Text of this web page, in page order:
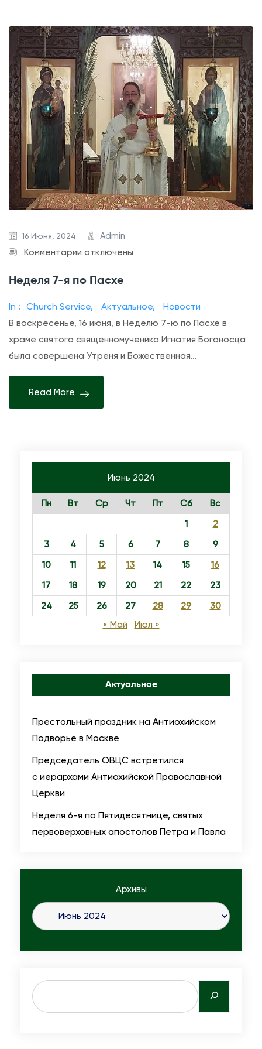
16 Июня, 2024
Admin
Комментарии к
а
д
7
п
х
отключены
Неделя 7-я по Пасхе
In : Church Service, Актуальное,
Новости
В воскресенье, 16 июня, в Неделю 7-ю по Пасхе в
храме святого священномученика Игнатия Богоносца
была совершена Утреня и Божественная…
Read More
Июнь 2024
Пн Вт Ср Чт Пт Сб
Вс
1
2
3
4 5 6 7 8
9
10
11 12 13 14 15
16
17
18 19 20 21 22
23
24
25 26 27 28 29
30
« Май
Июл »
Актуальное
Престольный праздник на Антиохийском
Подворье в Москве
Председатель ОВЦС встретился
с иерархами Антиохийской Православной
Церкви
Неделя 6-я по Пятидесятнице, святых
первоверховных апостолов Петра и Павла
Архивы
S
e